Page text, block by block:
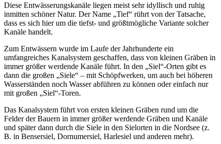
Diese Entwässerungskanäle liegen meist sehr idyllisch und ruhig
inmitten schöner Natur. Der Name „Tief“ rührt von der Tatsache,
dass es sich hier um die tiefst- und größtmögliche Variante solcher
Kanäle handelt.
Zum Entwässern wurde im Laufe der Jahrhunderte ein
umfangreiches Kanalsystem geschaffen, dass von kleinen Gräben in
immer größer werdende Kanäle führt. In den „Siel“-Orten gibt es
dann die großen „Siele“ – mit Schöpfwerken, um auch bei höheren
Wasserständen noch Wasser abführen zu können oder einfach nur
mit großen „Siel“-Toren.
Das Kanalsystem führt von ersten kleinen Gräben rund um die
Felder der Bauern in immer größer werdende Gräben und Kanäle
und später dann durch die Siele in den Sielorten in die Nordsee (z.
B. in Bensersiel, Dornumersiel, Harlesiel und anderen mehr).